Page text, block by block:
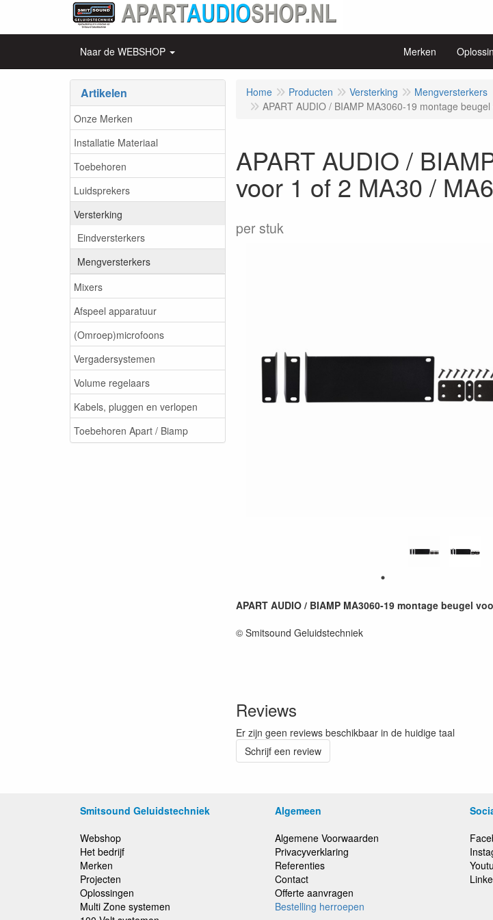
Naar de WEBSHOP Merken
Artikelen
Onze Merken
Installatie Materiaal
Toebehoren
Luidsprekers
Versterking
Eindversterkers
Mengversterkers
Mixers
Afspeel apparatuur
(Omroep)microfoons
Vergadersystemen
Volume regelaars
Kabels, pluggen en verlopen
Toebehoren Apart / Biamp
Home Producten Versterking
Mengversterkers
APART AUDIO / BIAMP MA3060-19 montage
APART AUDIO /
voor 1 of 2 MA30 /
per stuk
APART AUDIO / BIAMP MA3060-19 montage beugel
© Smitsound Geluidstechniek
Reviews
Er zijn geen reviews beschikbaar in de huidige taal
Schrijf een review
Smitsound Geluidstechniek
Webshop
Het bedrijf
Merken
Projecten
Oplossingen
Multi Zone systemen
Algemeen
Algemene Voorwaarden
Privacyverklaring
Referenties
Contact
Offerte aanvragen
Bestelling herroepen